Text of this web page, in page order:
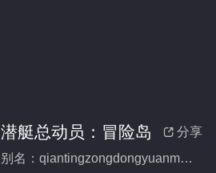
 分享
潜艇总动员：冒险岛
别名：qiantingzongdongyuanmaoxiandao